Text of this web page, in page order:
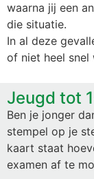
waarna jij een
die situatie.
In al deze
of niet heel snel
Jeugd tot
Ben je jonger
stempel op je
kaart staat
examen af te